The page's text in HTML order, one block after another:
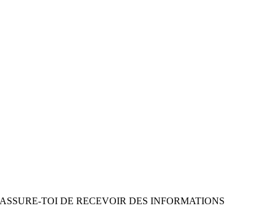
TOI DE RECEVOIR DES INFORMATIONS